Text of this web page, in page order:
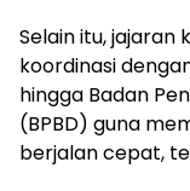
Selain itu, jajaran
koordinasi
hingga Badan
(BPBD) guna
berjalan cepat,